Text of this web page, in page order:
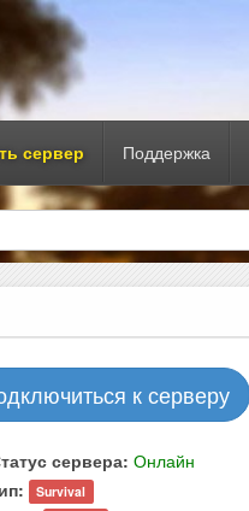
сервер Поддержка
к серверу
сервера: Онлайн
Survival